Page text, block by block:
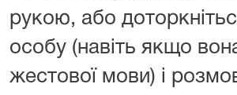
рукою, або
особу (навіть якщо
жестової мови) і